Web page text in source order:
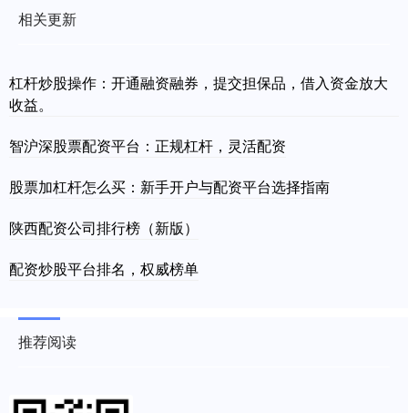
相关更新
杠杆炒股操作：开通融资融券，提交担保品，借入资金放大
收益。
智沪深股票配资平台：正规杠杆，灵活配资
股票加杠杆怎么买：新手开户与配资平台选择指南
陕西配资公司排行榜（新版）
配资炒股平台排名，权威榜单
推荐阅读